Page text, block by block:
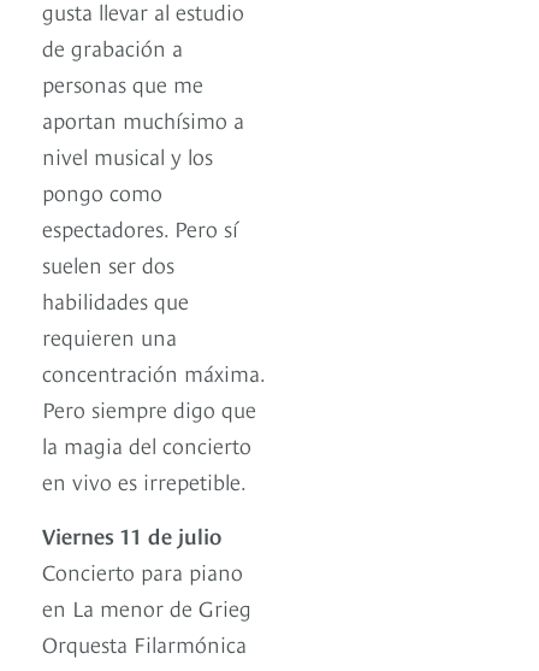
gusta llevar al estudio
de grabación a
personas que me
aportan muchísimo a
nivel musical y los
pongo como
espectadores. Pero sí
suelen ser dos
habilidades que
requieren una
concentración máxima.
Pero siempre digo que
la magia del concierto
en vivo es irrepetible.
Viernes 11 de julio
Concierto para piano
en La menor de Grieg
Orquesta Filarmónica